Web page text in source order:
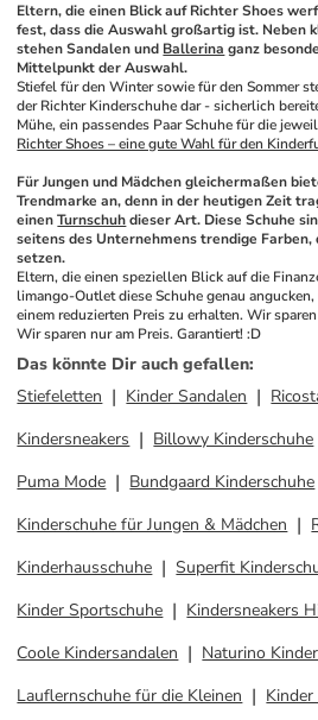
Eltern, die einen Blick auf Richter Shoes
fest, dass die Auswahl großartig ist. Neben
stehen Sandalen und Ballerina ganz
Mittelpunkt der Auswahl.
Stiefel für den Winter sowie für den Sommer
der Richter Kinderschuhe dar - sicherlich
Mühe, ein passendes Paar Schuhe für die
Richter Shoes – eine gute Wahl für den
Für Jungen und Mädchen gleichermaßen
Trendmarke an, denn in der heutigen Zeit
einen Turnschuh dieser Art. Diese Schuhe
seitens des Unternehmens trendige Farben,
setzen.
Eltern, die einen speziellen Blick auf die
limango-Outlet diese Schuhe genau
einem reduzierten Preis zu erhalten. Wir
Wir sparen nur am Preis. Garantiert! :D
Das könnte Dir auch gefallen:
Stiefeletten
Kinder Sandalen
Kindersneakers
Billowy Kinderschuhe
Puma Mode
Bundgaard Kinderschuhe
Kinderschuhe für Jungen & Mädchen
Kinderhausschuhe
Superfit
Kinder Sportschuhe
Kindersneakers
Coole Kindersandalen
Naturino
Lauflernschuhe für die Kleinen